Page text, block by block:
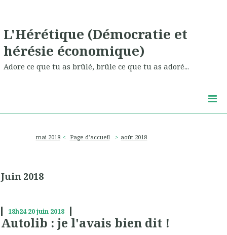
L'Hérétique (Démocratie et
hérésie économique)
Adore ce que tu as brûlé, brûle ce que tu as adoré...
mai 2018 Page d'accueil août 2018
Juin 2018
18h24 20juin 2018
Autolib : je l'avais bien dit !